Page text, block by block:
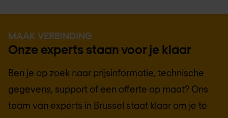
MAAK VERBINDING
Onze experts staan voor je klaar
Ben je op zoek naar prijsinformatie, technische
gegevens, support of een offerte op maat? Ons
team van experts in Brussel staat klaar om je te